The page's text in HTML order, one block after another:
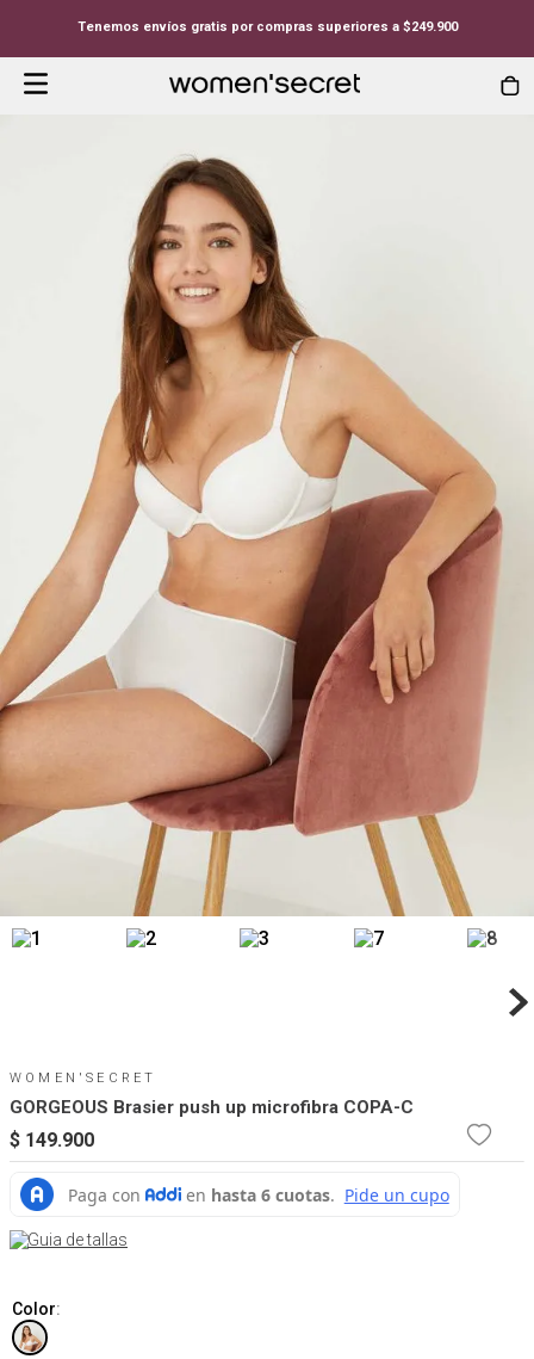
Tenemos envíos gratis por compras superiores a $249.900
WOMEN'SECRET
GORGEOUS Brasier push up microfibra COPA-C
$ 149.900
Guia de tallas
Color: